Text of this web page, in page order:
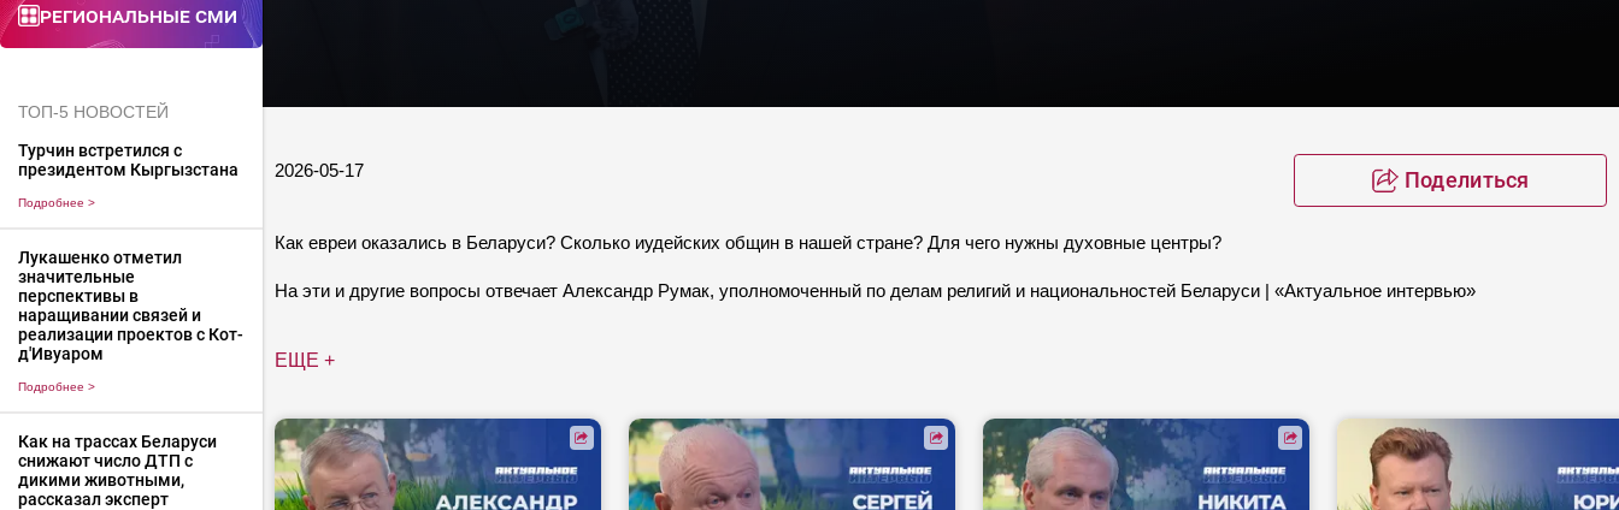
Региональные СМИ
ТОП-5 НОВОСТЕЙ
Турчин встретился с
президентом Кыргызстана
Подробнее >
Лукашенко отметил
значительные
перспективы в
наращивании связей и
реализации проектов с Кот-
д'Ивуаром
Подробнее >
Как на трассах Беларуси
снижают число ДТП с
дикими животными,
рассказал эксперт
2026-05-17 Поделиться
Как евреи оказались в Беларуси? Сколько иудейских общин в нашей стране? Для чего нужны духовные центры?
На эти и другие вопросы отвечает Александр Румак, уполномоченный по делам религий и национальностей Беларуси | «Актуальное интервью»
ЕЩЕ +